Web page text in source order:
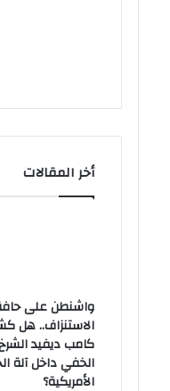
أخر المقالات
واشنطن على
الاستنزاف.. هل
كامب ديفيد
الخفي داخل آلة
الأمريكية؟